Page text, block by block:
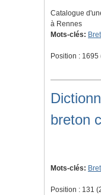
Catalogue
à Rennes
Mots-clés:
Position : 1695
breton
Mots-clés:
Position : 131 (